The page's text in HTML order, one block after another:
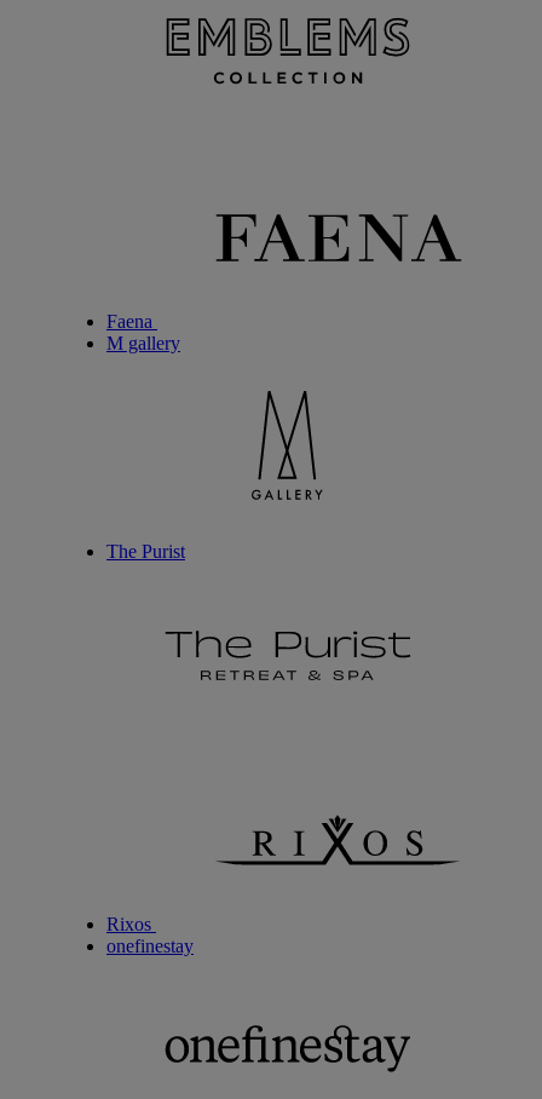
Faena
M gallery
The Purist
Rixos
onefinestay